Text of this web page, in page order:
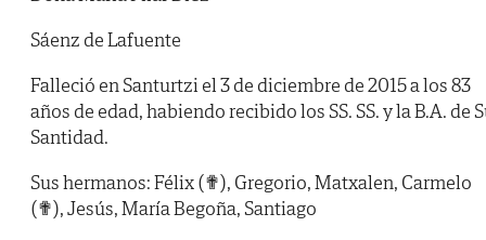
Sáenz de Lafuente
Falleció en Santurtzi el 3 de diciembre de 2015 a los 83
años de edad, habiendo recibido los SS. SS. y la B.A. de
Santidad.
Sus hermanos: Félix (✟), Gregorio, Matxalen, Carmelo
(✟), Jesús, María Begoña, Santiago